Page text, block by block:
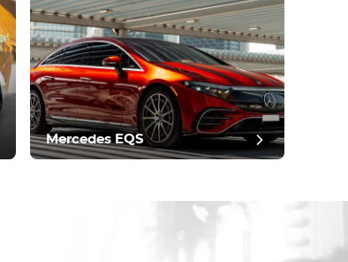
Mercedes EQS